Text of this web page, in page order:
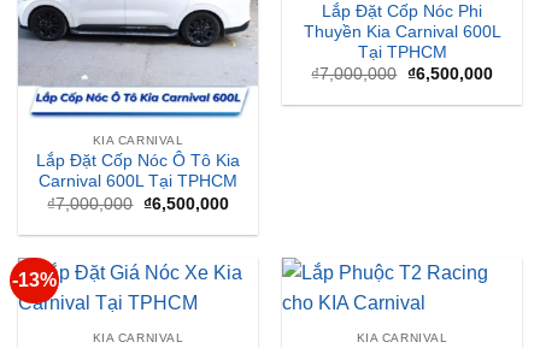
KIA CARNIVAL
Lắp Đặt Cốp Nóc Ô Tô Kia
Carnival 600L Tại TPHCM
₫7,000,000 Giá
gốc
là:
₫6,500,000Giá
tại
₫6,500,000.
Lắp Đặt Cốp Nóc Phi
Thuyền Kia Carnival 600L
Tại TPHCM
₫7,000,000 Giá
là:
₫6,500,000Giá
tại
-13%
KIA CARNIVAL KIA CARNIVAL